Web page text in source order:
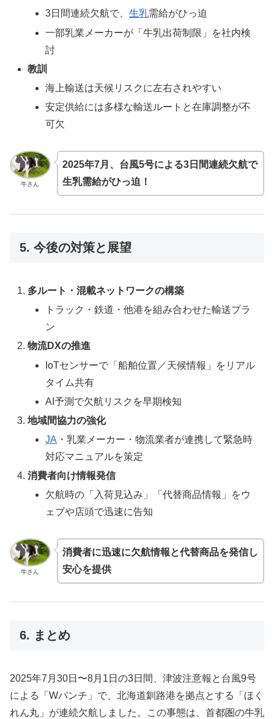
3日間連続欠航で、生乳需給がひっ迫
一部乳業メーカーが「牛乳出荷制限」を社内検
討
教訓
海上輸送は天候リスクに左右されやすい
安定供給には多様な輸送ルートと在庫調整が不
可欠
牛さん
2025年7月、台風5号による3日間連続欠航で
生乳需給がひっ迫！
5. 今後の対策と展望
多ルート・混載ネットワークの構築
トラック・鉄道・他港を組み合わせた輸送プラ
ン
物流DXの推進
IoTセンサーで「船舶位置／天候情報」をリアル
タイム共有
AI予測で欠航リスクを早期検知
地域間協力の強化
JA ・乳業メーカー・物流業者が連携して緊急時
対応マニュアルを策定
消費者向け情報発信
欠航時の「入荷見込み」「代替商品情報」をウ
ェブや店頭で迅速に告知
牛さん
消費者に迅速に欠航情報と代替商品を発信し
安心を提供
6. まとめ
2025年7月30日〜8月1日の3日間、津波注意報と台風9号
による「Wパンチ」で、北海道釧路港を拠点とする「ほく
れん丸」が連続欠航しました。この事態は、首都圏の牛乳